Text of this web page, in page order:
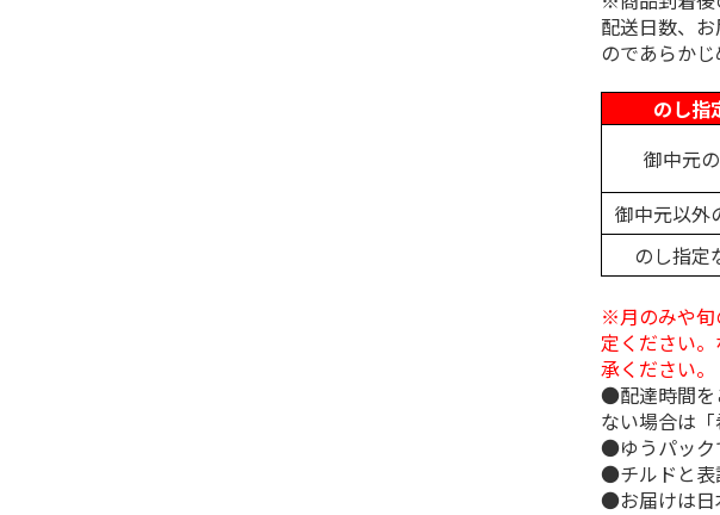
配送日数、
のであらかじ
のし指
御中元
御中元以外
のし指定
※月のみや旬
定ください
承ください。
●配達時間を
ない場合は「
●ゆうパック
●チルドと表
●お届けは日